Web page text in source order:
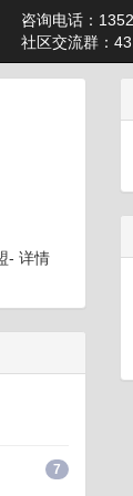
咨询电话：
社区交流群：
- 详情
7